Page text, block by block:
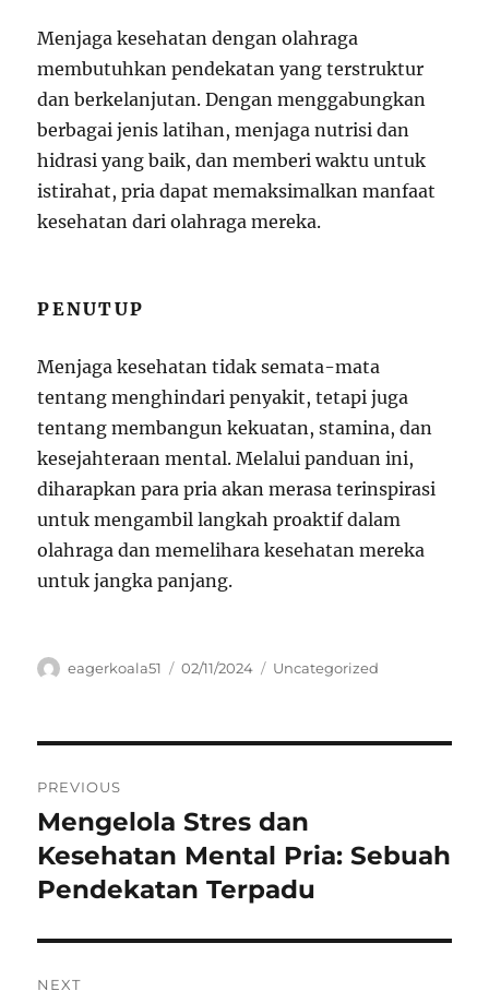
Menjaga kesehatan dengan olahraga
membutuhkan pendekatan yang terstruktur
dan berkelanjutan. Dengan menggabungkan
berbagai jenis latihan, menjaga nutrisi dan
hidrasi yang baik, dan memberi waktu untuk
istirahat, pria dapat memaksimalkan manfaat
kesehatan dari olahraga mereka.
PENUTUP
Menjaga kesehatan tidak semata-mata
tentang menghindari penyakit, tetapi juga
tentang membangun kekuatan, stamina, dan
kesejahteraan mental. Melalui panduan ini,
diharapkan para pria akan merasa terinspirasi
untuk mengambil langkah proaktif dalam
olahraga dan memelihara kesehatan mereka
untuk jangka panjang.
Author
eagerkoala51
Posted
02/11/2024 Categories
Uncategorized
pos
PREVIOUS
Previous
post:
Mengelola Stres dan
Kesehatan Mental Pria: Sebuah
Pendekatan Terpadu
NEXT